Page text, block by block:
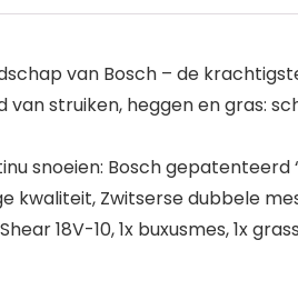
van Bosch – de
van struiken, heggen en gras:
snoeien: Bosch
kwaliteit, Zwitserse dubbele
18V-10, 1x buxusmes, 1x